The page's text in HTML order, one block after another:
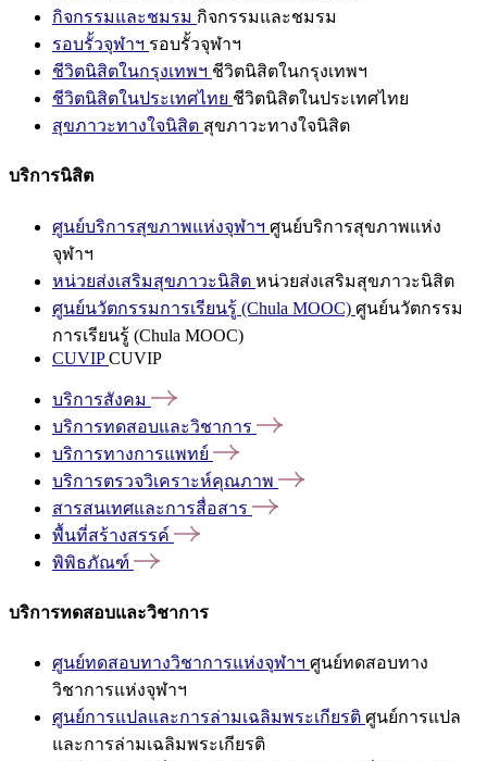
กิจกรรมและชมรม กิจกรรมและชมรม
รอบรั้วจุฬาฯ รอบรั้วจุฬาฯ
ชีวิตนิสิตในกรุงเทพฯ ชีวิตนิสิตในกรุงเทพฯ
ชีวิตนิสิตในประเทศไทย ชีวิตนิสิตในประเทศไทย
สุขภาวะทางใจนิสิต สุขภาวะทางใจนิสิต
บริการนิสิต
ศูนย์บริการสุขภาพแห่งจุฬาฯ ศูนย์บริการสุขภาพแห่ง
จุฬาฯ
หน่วยส่งเสริมสุขภาวะนิสิต หน่วยส่งเสริมสุขภาวะนิสิต
ศูนย์นวัตกรรมการเรียนรู้ (Chula MOOC) ศูนย์นวัตกรรม
การเรียนรู้ (Chula MOOC)
CUVIPCUVIP
บริการสังคม
บริการทดสอบและวิชาการ
บริการทางการแพทย์
บริการตรวจวิเคราะห์คุณภาพ
สารสนเทศและการสื่อสาร
พื้นที่สร้างสรรค์
พิพิธภัณฑ์
บริการทดสอบและวิชาการ
ศูนย์ทดสอบทางวิชาการแห่งจุฬาฯ ศูนย์ทดสอบทาง
วิชาการแห่งจุฬาฯ
ศูนย์การแปลและการล่ามเฉลิมพระเกียรติ ศูนย์การแปล
และการล่ามเฉลิมพระเกียรติ